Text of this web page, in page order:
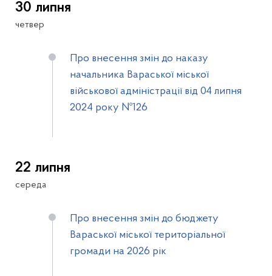
30 липня
четвер
Про внесення змін до наказу
начальника Вараської міської
військової адміністрації від 04 липня
2024 року №126
22 липня
середа
Про внесення змін до бюджету
Вараської міської територіальної
громади на 2026 рік